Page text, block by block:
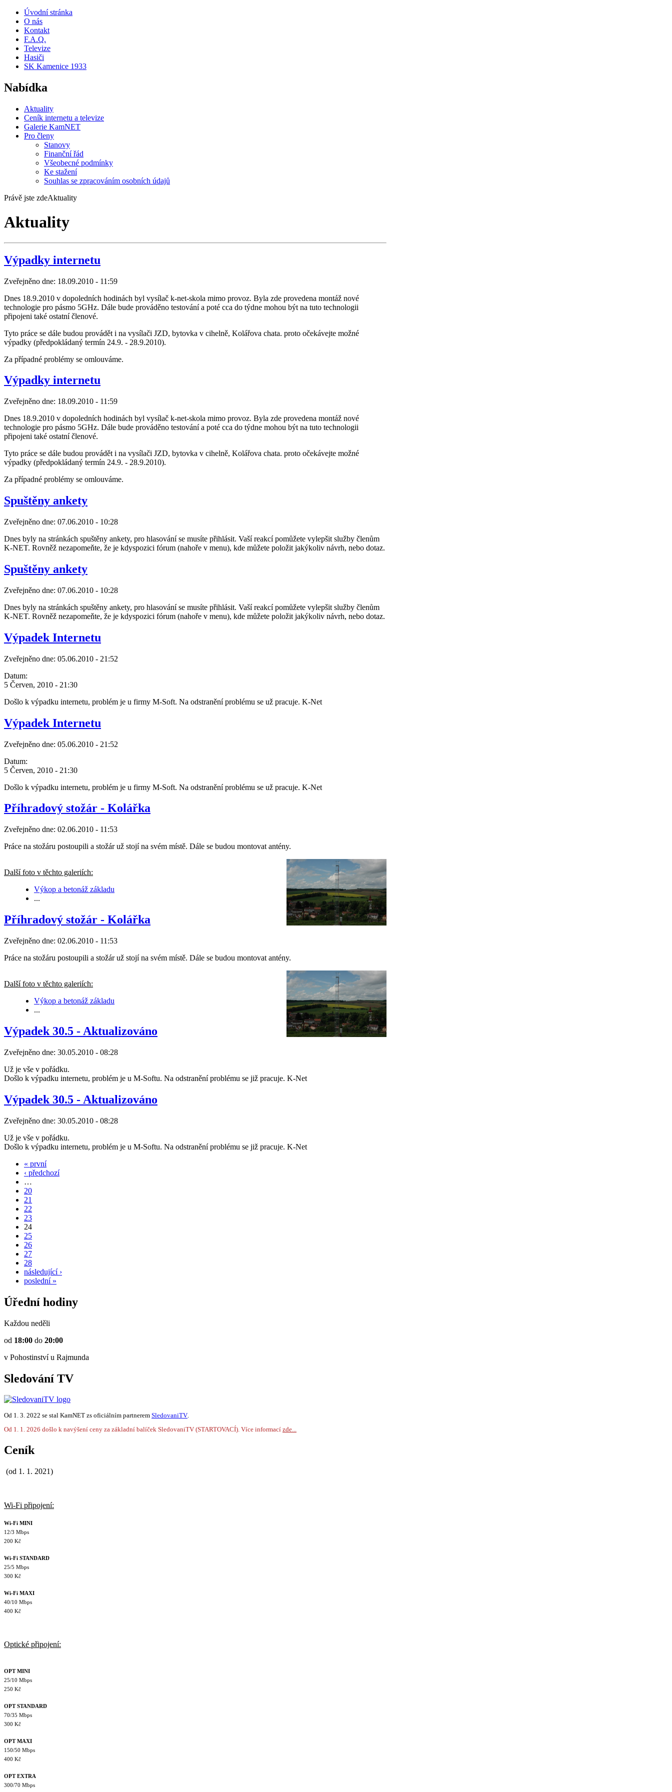
Úvodní stránka
O nás
Kontakt
F.A.Q.
Televize
Hasiči
SK Kamenice 1933
Nabídka
Aktuality
Ceník internetu a televize
Galerie KamNET
Pro členy
Stanovy
Finanční řád
Všeobecné podmínky
Ke stažení
Souhlas se zpracováním osobních údajů
Právě jste zdeAktuality
Aktuality
Výpadky internetu
Zveřejněno dne: 18.09.2010 - 11:59
Dnes 18.9.2010 v dopoledních hodinách byl vysílač k-net-skola mimo provoz. Byla zde provedena montáž nové
technologie pro pásmo 5GHz. Dále bude prováděno testování a poté cca do týdne mohou být na tuto technologii
připojeni také ostatní členové.
Tyto práce se dále budou provádět i na vysílači JZD, bytovka v cihelně, Kolářova chata. proto očekávejte možné
výpadky (předpokládaný termín 24.9. - 28.9.2010).
Za případné problémy se omlouváme.
Výpadky internetu
Zveřejněno dne: 18.09.2010 - 11:59
Dnes 18.9.2010 v dopoledních hodinách byl vysílač k-net-skola mimo provoz. Byla zde provedena montáž nové
technologie pro pásmo 5GHz. Dále bude prováděno testování a poté cca do týdne mohou být na tuto technologii
připojeni také ostatní členové.
Tyto práce se dále budou provádět i na vysílači JZD, bytovka v cihelně, Kolářova chata. proto očekávejte možné
výpadky (předpokládaný termín 24.9. - 28.9.2010).
Za případné problémy se omlouváme.
Spuštěny ankety
Zveřejněno dne: 07.06.2010 - 10:28
Dnes byly na stránkách spuštěny ankety, pro hlasování se musíte přihlásit. Vaší reakcí pomůžete vylepšit služby členům
K-NET. Rovněž nezapomeňte, že je kdyspozici fórum (nahoře v menu), kde můžete položit jakýkoliv návrh, nebo dotaz.
Spuštěny ankety
Zveřejněno dne: 07.06.2010 - 10:28
Dnes byly na stránkách spuštěny ankety, pro hlasování se musíte přihlásit. Vaší reakcí pomůžete vylepšit služby členům
K-NET. Rovněž nezapomeňte, že je kdyspozici fórum (nahoře v menu), kde můžete položit jakýkoliv návrh, nebo dotaz.
Výpadek Internetu
Zveřejněno dne: 05.06.2010 - 21:52
Datum:
5 Červen, 2010 - 21:30
Došlo k výpadku internetu, problém je u firmy M-Soft. Na odstranění problému se už pracuje. K-Net
Výpadek Internetu
Zveřejněno dne: 05.06.2010 - 21:52
Datum:
5 Červen, 2010 - 21:30
Došlo k výpadku internetu, problém je u firmy M-Soft. Na odstranění problému se už pracuje. K-Net
Příhradový stožár - Kolářka
Zveřejněno dne: 02.06.2010 - 11:53
Práce na stožáru postoupili a stožár už stojí na svém místě. Dále se budou montovat antény.
Další foto v těchto galeriích:
Výkop a betonáž základu
...
Příhradový stožár - Kolářka
Zveřejněno dne: 02.06.2010 - 11:53
Práce na stožáru postoupili a stožár už stojí na svém místě. Dále se budou montovat antény.
Další foto v těchto galeriích:
Výkop a betonáž základu
...
Výpadek 30.5 - Aktualizováno
Zveřejněno dne: 30.05.2010 - 08:28
Už je vše v pořádku.
Došlo k výpadku internetu, problém je u M-Softu. Na odstranění problému se již pracuje. K-Net
Výpadek 30.5 - Aktualizováno
Zveřejněno dne: 30.05.2010 - 08:28
Už je vše v pořádku.
Došlo k výpadku internetu, problém je u M-Softu. Na odstranění problému se již pracuje. K-Net
« první
‹ předchozí
…
20
21
22
23
24
25
26
27
28
následující ›
poslední »
Úřední hodiny
Každou neděli
od 18:00 do 20:00
v Pohostinství u Rajmunda
Sledování TV
Od 1. 3. 2022 se stal KamNET zs oficiálním partnerem SledovaniTV.
Od 1. 1. 2026 došlo k navýšení ceny za základní balíček SledovaniTV (STARTOVACÍ). Více informací zde...
Ceník
(od 1. 1. 2021)
Wi-Fi připojení:
Wi-Fi MINI
12/3 Mbps
200 Kč
Wi-Fi STANDARD
25/5 Mbps
300 Kč
Wi-Fi MAXI
40/10 Mbps
400 Kč
Optické připojení:
OPT MINI
25/10 Mbps
250 Kč
OPT STANDARD
70/35 Mbps
300 Kč
OPT MAXI
150/50 Mbps
400 Kč
OPT EXTRA
300/70 Mbps